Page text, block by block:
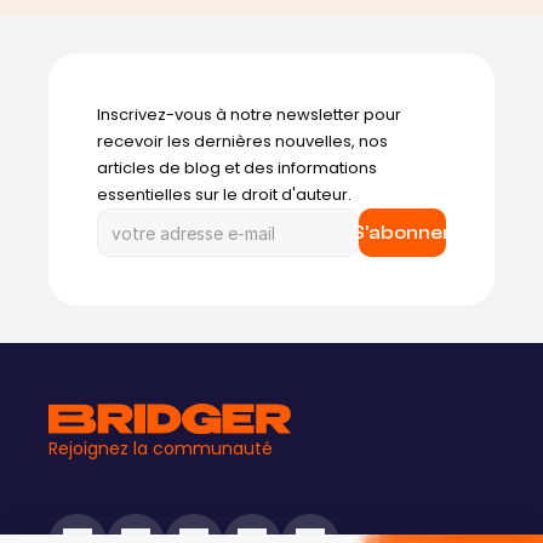
Inscrivez-vous à notre newsletter pour
recevoir les dernières nouvelles, nos
articles de blog et des informations
essentielles sur le droit d'auteur.
S'abonner
Rejoignez la communauté